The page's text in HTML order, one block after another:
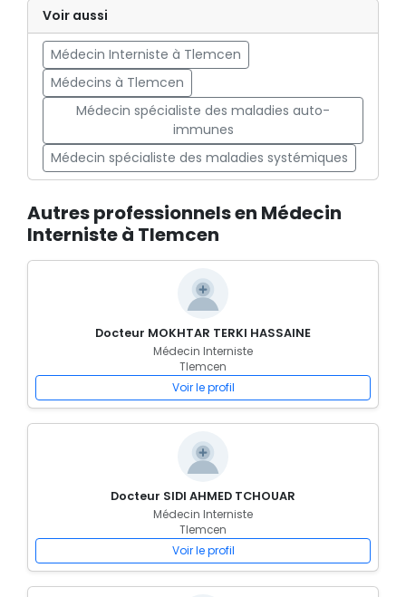
Voir aussi
Médecin Interniste à Tlemcen
Médecins à Tlemcen
Médecin spécialiste des maladies auto-
immunes
Médecin spécialiste des maladies systémiques
Autres professionnels en Médecin
Interniste à Tlemcen
Docteur MOKHTAR TERKI HASSAINE
Médecin Interniste
Tlemcen
Voir le profil
Docteur SIDI AHMED TCHOUAR
Médecin Interniste
Tlemcen
Voir le profil